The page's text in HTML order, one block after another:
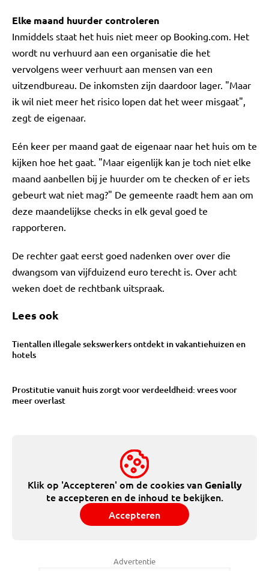
Elke maand huurder controleren
Inmiddels staat het huis niet meer op Booking.com. Het
wordt nu verhuurd aan een organisatie die het
vervolgens weer verhuurt aan mensen van een
uitzendbureau. De inkomsten zijn daardoor lager. "Maar
ik wil niet meer het risico lopen dat het weer misgaat",
zegt de eigenaar.
Eén keer per maand gaat de eigenaar naar het huis om te
kijken hoe het gaat. "Maar eigenlijk kan je toch niet elke
maand aanbellen bij je huurder om te checken of er iets
gebeurt wat niet mag?" De gemeente raadt hem aan om
deze maandelijkse checks in elk geval goed te
rapporteren.
De rechter gaat eerst goed nadenken over over die
dwangsom van vijfduizend euro terecht is. Over acht
weken doet de rechtbank uitspraak.
Lees ook
Tientallen illegale sekswerkers ontdekt in vakantiehuizen en
hotels
Prostitutie vanuit huis zorgt voor verdeeldheid: vrees voor
meer overlast
Klik op 'Accepteren' om de cookies vanGenially
te accepteren en de inhoud te bekijken.
Accepteren
Advertentie